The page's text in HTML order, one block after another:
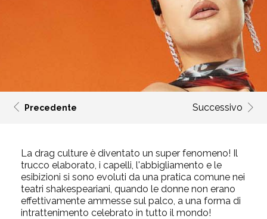
Precedente Successivo
La drag culture è diventato un super fenomeno! Il
trucco elaborato, i capelli, l'abbigliamento e le
esibizioni si sono evoluti da una pratica comune nei
teatri shakespeariani, quando le donne non erano
effettivamente ammesse sul palco, a una forma di
intrattenimento celebrato in tutto il mondo!